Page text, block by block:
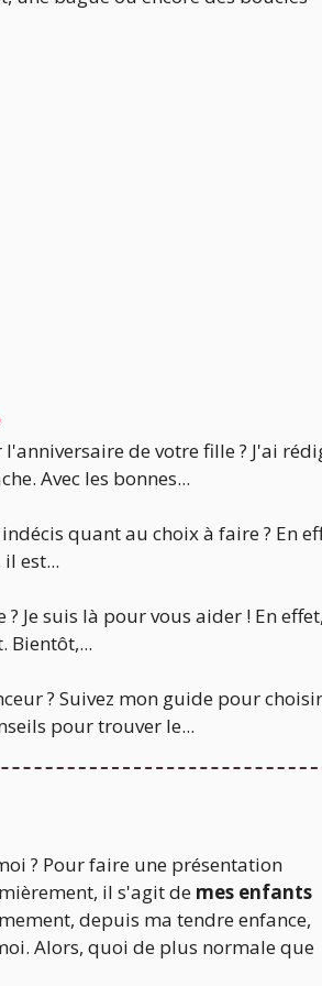
de votre fille ? J'ai
Avec les bonnes...
quant au choix à faire ? En
est...
Je suis là pour vous aider ! En
Bientôt,...
? Suivez mon guide pour
pour trouver le...
? Pour faire une présentation
il s'agit de mes enfants
depuis ma tendre enfance,
Alors, quoi de plus normale que